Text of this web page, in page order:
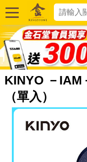
KINYO －IAM
（單入）